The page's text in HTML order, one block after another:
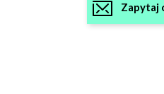
Zapytaj